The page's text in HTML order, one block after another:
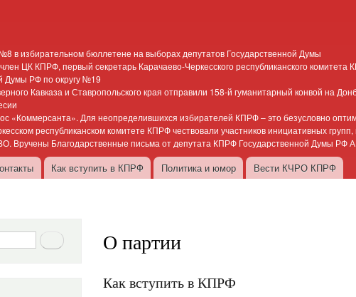
в избирательном бюллетене на выборах депутатов Государственной Думы
ЦК КПРФ, первый секретарь Карачаево-Черкесского республиканского комитета
Думы РФ по округу №19
Кавказа и Ставропольского края отправили 158-й гуманитарный конвой на
«Коммерсанта». Для неопределившихся избирателей КПРФ – это безусловно
республиканском комитете КПРФ чествовали участников инициативных
Вручены Благодарственные письма от депутата КПРФ Государственной Думы РФ
Как вступить в КПРФ Политика и юмор Вести КЧРО КПРФ
Поиск О партии
Как вступить в КПРФ